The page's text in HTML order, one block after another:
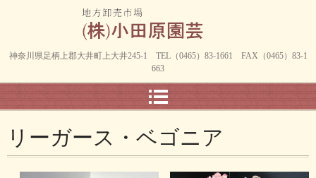
神奈川県足柄上郡大井町上大井245-1 TEL（0465）83-1661 FAX（0465）83-1
663
リーガース・ベゴニア